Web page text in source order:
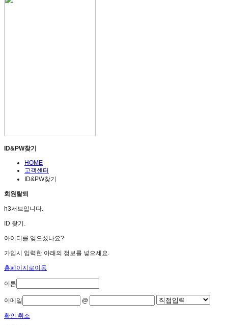
ID&PW찾기
HOME
고객센터
ID&PW찾기
회원탈퇴
h3서브입니다.
ID 찾기.
아이디를 잊으셨나요?
가입시 입력한 아래의 정보를 넣으세요.
홈페이지로이동
이름
이메일 @
확인 취소